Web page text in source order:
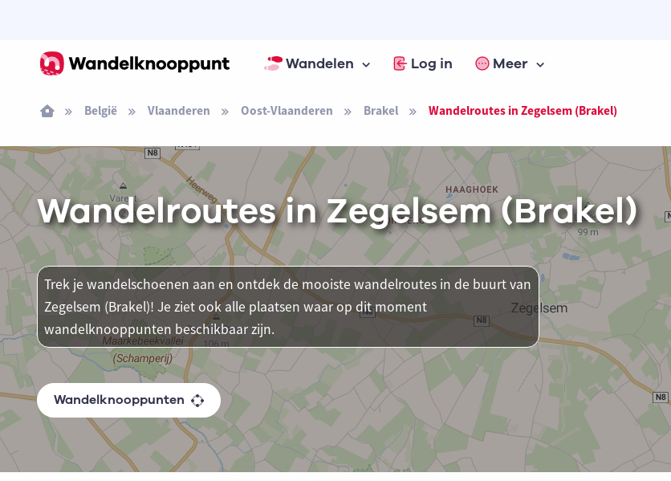
Wandelen Log in Meer
België Vlaanderen Oost-Vlaanderen Brakel Wandelroutes in Zegelsem (Brakel)
Wandelroutes in Zegelsem (Brakel)
Trek je wandelschoenen aan en ontdek de mooiste wandelroutes in de buurt van
Zegelsem (Brakel)! Je ziet ook alle plaatsen waar op dit moment
wandelknooppunten beschikbaar zijn.
Wandelknooppunten